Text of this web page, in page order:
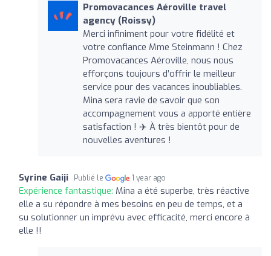
Promovacances Aéroville travel
agency (Roissy)
Merci infiniment pour votre fidélité et
votre confiance Mme Steinmann ! Chez
Promovacances Aéroville, nous nous
efforçons toujours d’offrir le meilleur
service pour des vacances inoubliables.
Mina sera ravie de savoir que son
accompagnement vous a apporté entière
satisfaction ! ✈️ À très bientôt pour de
nouvelles aventures !
Syrine Gaiji Publié le 1 year ago
Expérience fantastique: Mina a été superbe, très réactive
elle a su répondre à mes besoins en peu de temps, et a
su solutionner un imprévu avec efficacité, merci encore à
elle !!